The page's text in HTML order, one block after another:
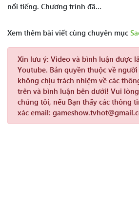
nổi tiếng. Chương trình đã…
Xem thêm bài viết cùng chuyên mục
Xin lưu ý: Video và bình luận được
Youtube. Bản quyền thuộc về
không chịu trách nhiệm về các
trên và bình luận bên dưới! Vui
chúng tôi, nếu Bạn thấy các thông
xác email: